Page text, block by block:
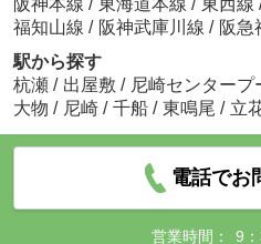
阪神本線 / 東海道本線 / 東西線
福知山線 / 阪神武庫川線 / 阪急
駅から探す
杭瀬 / 出屋敷 / 尼崎センタープ
大物 / 尼崎 / 千船 / 東鳴尾 / 立
電話でお
営業時間： 9